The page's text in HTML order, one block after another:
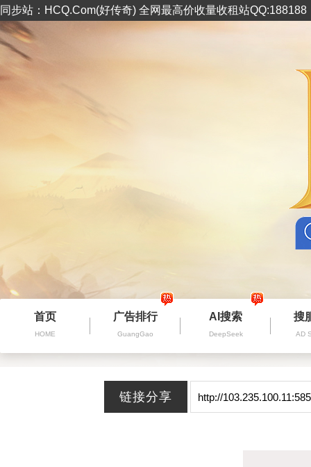
同步站：HCQ.Com(好传奇) 全网最高价收量收租站
首页
HOME
广告排行
GuangGao
AI搜索
DeepSeek
搜
AD